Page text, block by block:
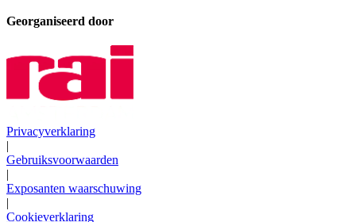
Georganiseerd door
Privacyverklaring
|
Gebruiksvoorwaarden
|
Exposanten waarschuwing
|
Cookieverklaring